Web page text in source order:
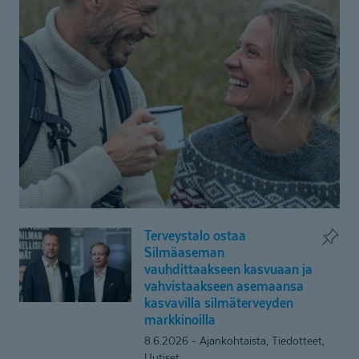
Terveystalo
ostaa
Silmäaseman
vauhdittaakseen
Terveystalo ostaa
Silmäaseman
vauhdittaakseen kasvuaan ja
vahvistaakseen asemaansa
kasvavilla silmäterveyden
markkinoilla
8.6.2026
Ajankohtaista, Tiedotteet,